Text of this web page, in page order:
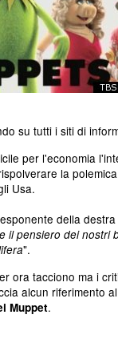
su tutti i siti di
per l'economia
la
Usa.
della
il pensiero dei nostri
".
ora tacciono ma i
alcun riferimento
Muppet.